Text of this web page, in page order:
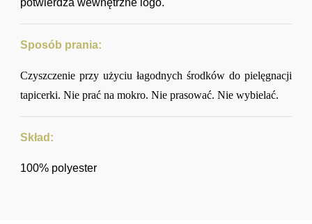
potwierdza wewnętrzne logo.
Sposób prania:
Czyszczenie przy użyciu łagodnych środków do pielęgnacji
tapicerki. Nie prać na mokro. Nie prasować. Nie wybielać.
Skład:
100% polyester